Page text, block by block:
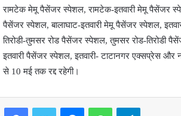
रामटेक मेमू पैसेंजर स्पेशल, रामटेक-इतवारी मेमू पैसेंजर
पैसेंजर स्पेशल, बालाघाट-इतवारी मेमू पैसेंजर स्पेशल,
तिरोडी-तुमसर रोड पैसेंजर स्पेशल, तुमसर रोड-तिरोडी
इतवारी पैसेंजर स्पेशल, इतवारी- टाटानगर एक्सप्रेस और
से 10 मई तक रद्द रहेगी।
FacebookTwitter MessengerWhatsAppTelegram